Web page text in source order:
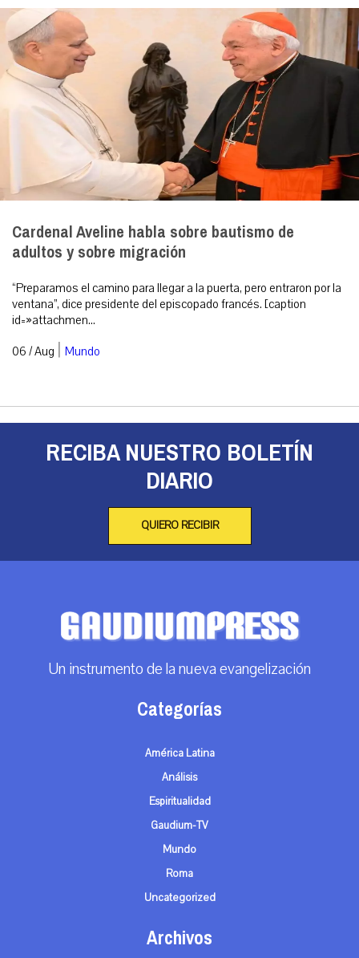
Cardenal Aveline habla sobre bautismo de
adultos y sobre migración
“Preparamos el camino para llegar a la puerta, pero entraron por la
ventana”, dice presidente del episcopado francés. [caption
id=»attachmen...
06 / Aug | Mundo
RECIBA NUESTRO BOLETÍN
DIARIO
QUIERO RECIBIR
Un instrumento de la nueva evangelización
Categorías
América Latina
Análisis
Espiritualidad
Gaudium-TV
Mundo
Roma
Uncategorized
Archivos